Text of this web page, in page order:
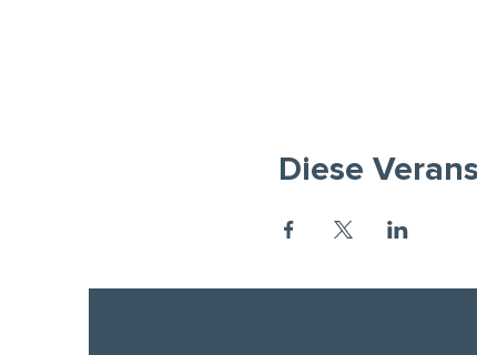
Diese